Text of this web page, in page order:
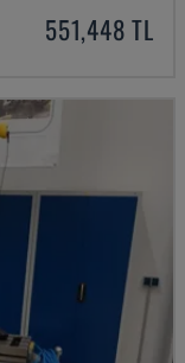
551,448 TL